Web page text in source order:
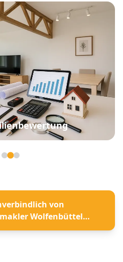
von
Wolfenbüttel
lassen